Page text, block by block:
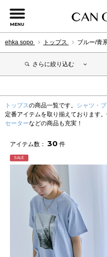
MENU
ehka sopo トップス ブルー/青
さらに絞り込む
トップスの商品一覧です。 シャツ・
定番アイテムを取り揃えております
セーターなどの商品も充実！
アイテム数： 30 件
SALE